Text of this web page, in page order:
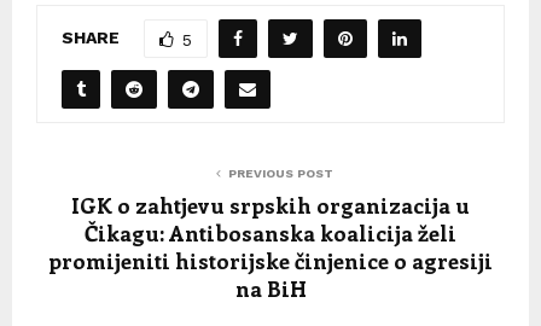
SHARE 5
PREVIOUS POST
IGK o zahtjevu srpskih organizacija u
Čikagu: Antibosanska koalicija želi
promijeniti historijske činjenice o agresiji
na BiH